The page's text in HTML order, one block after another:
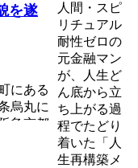
を遂
にある
烏丸に
急京都
人間・スピ
リチュアル
耐性ゼロの
元金融マン
が、人生ど
ん底から立
ち上がる過
程でたどり
着いた「人
生再構築メ